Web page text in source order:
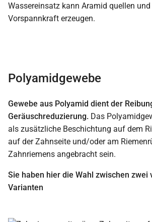
Wassereinsatz kann Aramid quellen
Vorspannkraft erzeugen.
Polyamidgewebe
Gewebe aus Polyamid dient der
Geräuschreduzierung. Das
als zusätzliche Beschichtung auf dem
auf der Zahnseite und/oder am
Zahnriemens angebracht sein.
Sie haben hier die Wahl zwischen zwei
Varianten